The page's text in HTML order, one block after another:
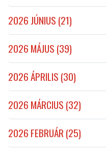
2026 JÚNIUS (21)
2026 MÁJUS (39)
2026 ÁPRILIS (30)
2026 MÁRCIUS (32)
2026 FEBRUÁR (25)